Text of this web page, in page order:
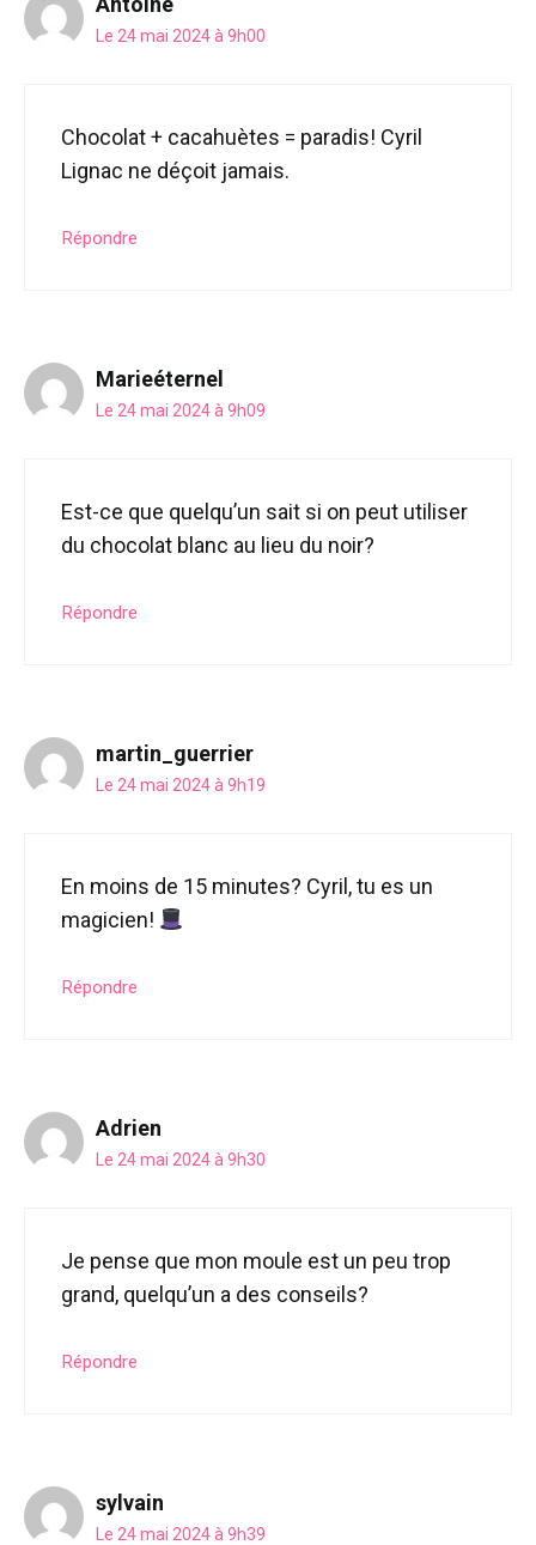
Le 24 mai 2024 à 9h00
Chocolat + cacahuètes = paradis! Cyril
Lignac ne déçoit jamais.
Répondre
Marieéternel
Le 24 mai 2024 à 9h09
Est-ce que quelqu’un sait si on peut utiliser
du chocolat blanc au lieu du noir?
Répondre
martin_guerrier
Le 24 mai 2024 à 9h19
En moins de 15 minutes? Cyril, tu es un
magicien!
Répondre
Adrien
Le 24 mai 2024 à 9h30
Je pense que mon moule est un peu trop
grand, quelqu’un a des conseils?
Répondre
sylvain
Le 24 mai 2024 à 9h39